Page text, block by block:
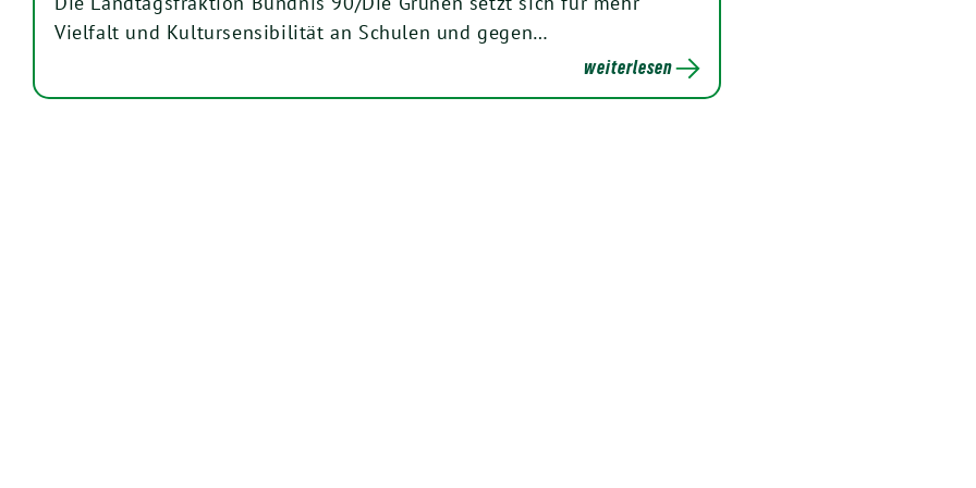
Vielfalt und Kultursensibilität an Schulen und gegen…
weiterlesen